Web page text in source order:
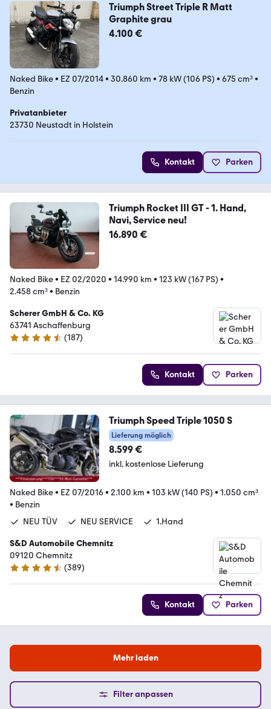
Triumph Street Triple R Matt
Graphite grau
4.100 €
Naked Bike• EZ 07/2014• 30.860 km • 78 kW (106 PS) • 675 cm³•
Benzin
Privatanbieter
23730 Neustadt in Holstein
Kontakt Parken
Triumph Rocket III GT - 1. Hand,
Navi, Service neu!
16.890 €
Naked Bike• EZ 02/2020 • 14.990 km • 123 kW (167 PS) •
2.458 cm³• Benzin
Scherer GmbH & Co. KG
63741 Aschaffenburg
4.5 Sterne
(187)
Kontakt Parken
Triumph Speed Triple 1050 S
Lieferung möglich
8.599 €
inkl. kostenlose Lieferung
Naked Bike• EZ 07/2016• 2.100 km • 103 kW (140 PS) • 1.050 cm³
• Benzin
NEU TÜV
NEU SERVICE 1.Hand
S&D Automobile Chemnitz
09120 Chemnitz
4.7 Sterne
(389)
Kontakt Parken
Mehr laden
Filter anpassen